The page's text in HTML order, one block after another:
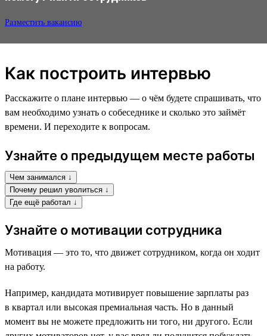
Разместить вакансию
Как построить интервью
Расскажите о плане интервью — о чём будете спрашивать, что
вам необходимо узнать о собеседнике и сколько это займёт
времени. И переходите к вопросам.
Узнайте о предыдущем месте работы
Чем занимался ↓
Почему решил уволиться ↓
Где ещё работал ↓
Узнайте о мотивации сотрудника
Мотивация — это то, что движет сотрудником, когда он ходит
на работу.
Например, кандидата мотивирует повышение зарплаты раз
в квартал или высокая премиальная часть. Но в данный
момент вы не можете предложить ни того, ни другого. Если